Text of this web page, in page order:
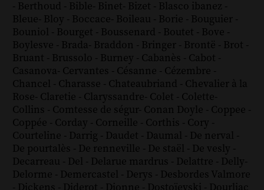
- Berthoud - Bible- Binet- Bizet - Blasco ibanez -
Bleue- Bloy - Boccace- Boileau - Borie - Bouguier -
Bouniol - Bourget - Boussenard - Boutet - Bove -
Boylesve - Brada- Braddon - Bringer - Brontë - Brot -
Bruant - Brussolo - Burney - Cabanès - Cabot -
Casanova- Cervantes - Césanne - Cézembre -
Chancel - Charasse - Chateaubriand - Chevalier à la
Rose- Claretie - Claryssandre- Colet - Colette-
Collins - Comtesse de ségur- Conan Doyle - Coppee -
Coppée - Corday - Corneille - Corthis - Cory -
Courteline - Darrig - Daudet - Daumal - De nerval -
De pourtalès - De renneville - De staël - De vesly -
Decarreau - Del - Delarue mardrus - Delattre - Delly-
Delorme - Demercastel - Derys - Desbordes Valmore